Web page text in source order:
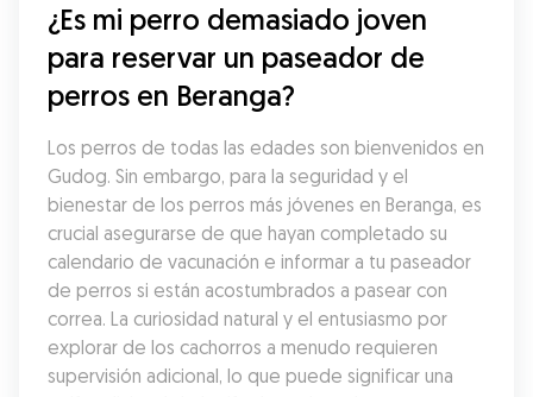
¿Es mi perro demasiado joven
para reservar un paseador de
perros en Beranga?
Los perros de todas las edades son bienvenidos en
Gudog. Sin embargo, para la seguridad y el
bienestar de los perros más jóvenes en Beranga, es
crucial asegurarse de que hayan completado su
calendario de vacunación e informar a tu paseador
de perros si están acostumbrados a pasear con
correa. La curiosidad natural y el entusiasmo por
explorar de los cachorros a menudo requieren
supervisión adicional, lo que puede significar una